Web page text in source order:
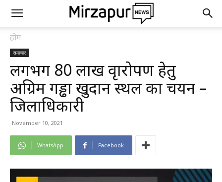
होम
समाचार
लगभग 80 लाख वृक्षारोपण हेतु
अग्रिम गड्ढा खुदान स्थल का चयन –
जिलाधिकारी
November 10, 2021
WhatsApp Facebook